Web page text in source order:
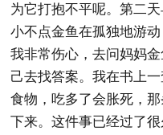
为它打抱不平呢。第二
小不点金鱼在孤独地游
我非常伤心，去问妈妈
己去找答案。我在书上
食物，吃多了会胀死，
下来。这件事已经过了